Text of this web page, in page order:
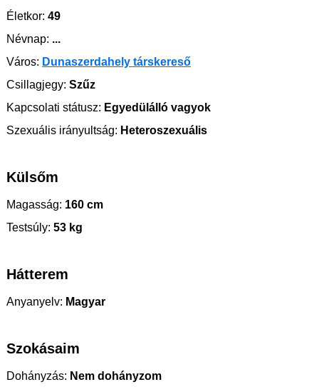
Életkor: 49
Névnap: ...
Város: Dunaszerdahely társkereső
Csillagjegy: Szűz
Kapcsolati státusz: Egyedülálló vagyok
Szexuális irányultság: Heteroszexuális
Külsőm
Magasság: 160 cm
Testsúly: 53 kg
Hátterem
Anyanyelv: Magyar
Szokásaim
Dohányzás: Nem dohányzom